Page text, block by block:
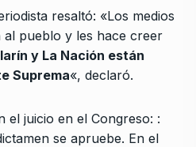
resaltó: «Los medios
al pueblo y les hace creer
y La Nación están
Suprema«, declaró.
el juicio en el Congreso: :
se apruebe. En el